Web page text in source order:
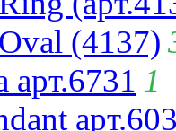
(4137)
арт.6731 1